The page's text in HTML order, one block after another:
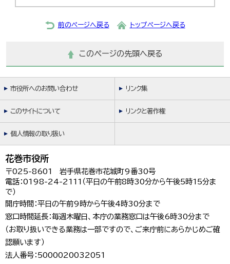
前のページへ戻る トップページへ戻る
このページの先頭へ戻る
市役所へのお問い合わせ リンク集
このサイトについて リンクと著作権
個人情報の取り扱い
花巻市役所
〒025-8601 岩手県花巻市花城町9番30号
電話：0198-24-2111（平日の午前8時30分から午後5時15分ま
で）
開庁時間：平日の午前9時から午後4時30分まで
窓口時間延長：毎週木曜日、本庁の業務窓口は午後6時30分まで
（お取り扱いできる業務は一部ですので、ご来庁前にあらかじめご確
認願います）
法人番号：5000020032051